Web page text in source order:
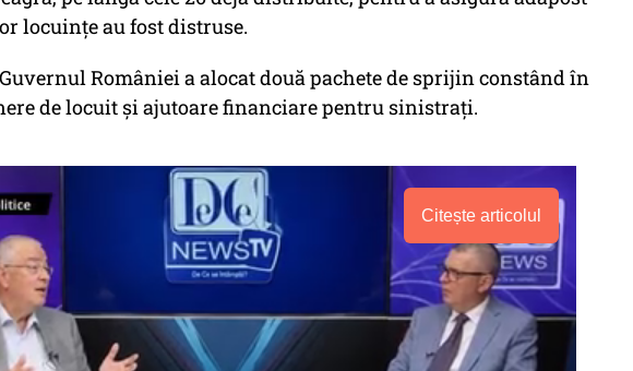
locuințe au fost distruse.
României a alocat două pachete de sprijin constând în
de locuit și ajutoare financiare pentru sinistrați.
Citește articolul